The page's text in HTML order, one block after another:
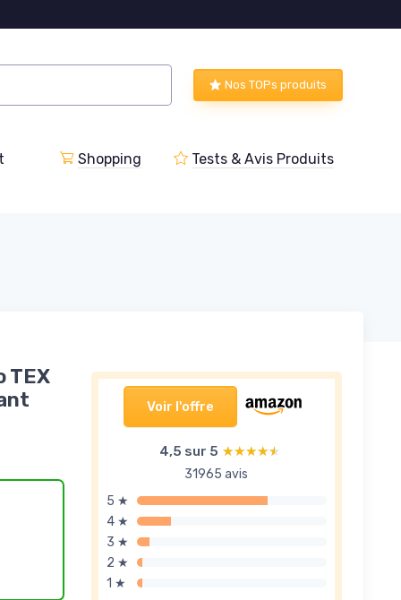
Nos TOPs produits
Shopping Tests & Avis Produits
Voir l'offre
4,5 sur 5 ★★★★★
★★★★★
31965 avis
5 ★
4 ★
3 ★
2 ★
1 ★
TEX